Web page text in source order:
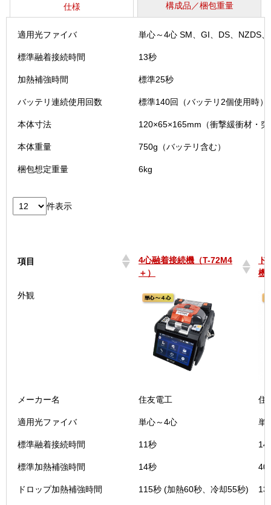
仕様 構成品／梱包重量
適用光ファイバ 単心～4心 SM、GI、DS、NZDS
標準融着接続時間 13秒
加熱補強時間 標準25秒
バッテリ連続使用回数 標準140回（バッテリ2個使用時）
本体寸法 120×65×165mm（衝撃緩衝材・
本体重量 750g（バッテリ含む）
梱包想定重量 6kg
件表示
項目
4心融着接続機（T-72M4
＋）
機
項目
＋）
外観
メーカー名 住友電工 住
適用光ファイバ 単心～4心 単
標準融着接続時間 11秒 14
標準加熱補強時間 14秒 40
ドロップ加熱補強時間 115秒 (加熱60秒、冷却55秒)